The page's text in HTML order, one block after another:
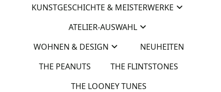
KUNSTGESCHICHTE & MEISTERWERKE
ATELIER-AUSWAHL
WOHNEN & DESIGN
NEUHEITEN
THE PEANUTS
THE FLINTSTONES
THE LOONEY TUNES